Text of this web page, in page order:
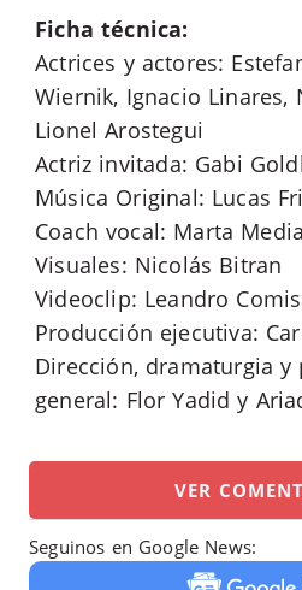
Ficha técnica:
Actrices y actores:
Wiernik, Ignacio Linares,
Lionel Arostegui
Actriz invitada: Gabi
Música Original: Lucas
Coach vocal: Marta
Visuales: Nicolás Bitran
Videoclip: Leandro
Producción ejecutiva:
Dirección, dramaturgia y
general: Flor Yadid y
VER
Seguinos en Google News: